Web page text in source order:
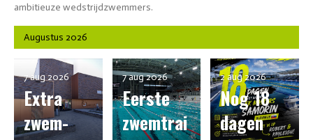
ambitieuze wedstrijdzwemmers.
Augustus 2026
Extra
zwem-
7 aug 2026
Eerste
zwemtrai
7 aug 2026
Nog 18
dagen
2 aug 2026